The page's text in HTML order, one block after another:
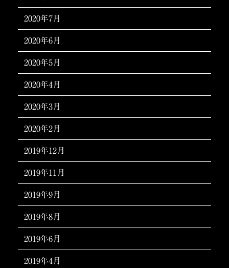
2020年7月
2020年6月
2020年5月
2020年4月
2020年3月
2020年2月
2019年12月
2019年11月
2019年9月
2019年8月
2019年6月
2019年4月